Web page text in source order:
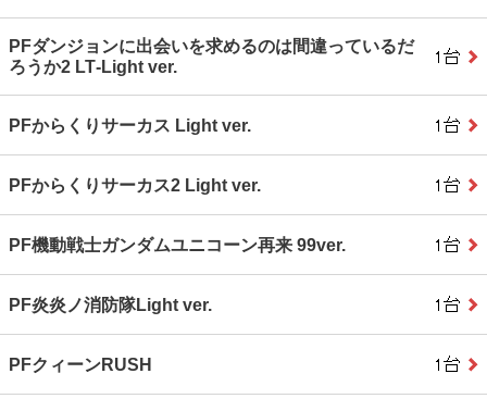
PFダンジョンに出会いを求めるのは間違っているだ
ろうか2 LT‐Light ver.
PFからくりサーカス Light ver.
PFからくりサーカス2 Light ver.
PF機動戦士ガンダムユニコーン再来 99ver.
PF炎炎ノ消防隊Light ver.
PFクィーンRUSH